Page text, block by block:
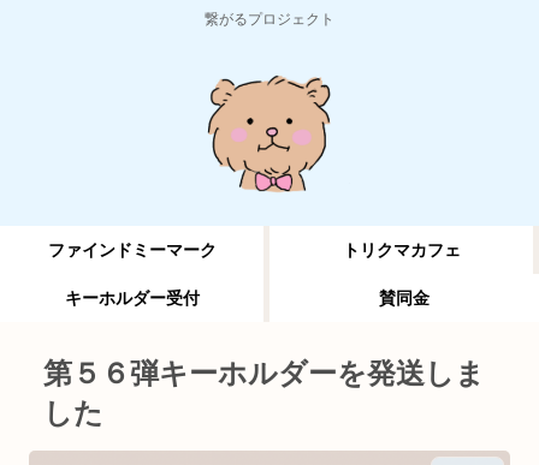
繋がるプロジェクト
ファインドミーマーク トリクマカフェ
キーホルダー受付 賛同金
第５６弾キーホルダーを発送しま
した